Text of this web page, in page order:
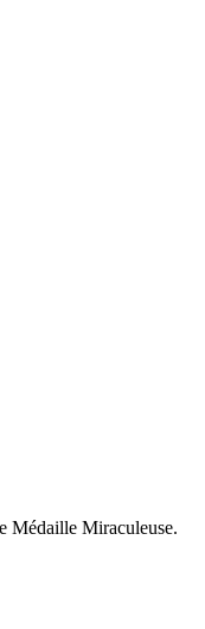
Médaille Miraculeuse.